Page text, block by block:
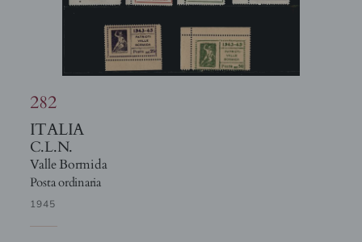
282
ITALIA
C.L.N.
Valle Bormida
Posta ordinaria
1945